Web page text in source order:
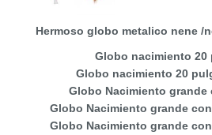
Hermoso globo metalico nene /
Globo nacimiento 20
Globo nacimiento 20
Globo Nacimiento grande
Globo Nacimiento grande
Globo Nacimiento grande